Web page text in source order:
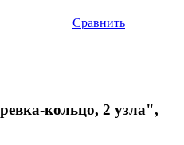
Сравнить
кольцо, 2 узла",